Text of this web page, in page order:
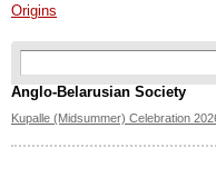
Origins
Search form
Anglo-Belarusian Society
Kupalle (Midsummer) Celebration